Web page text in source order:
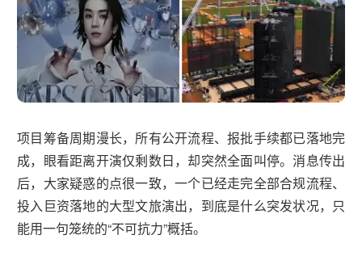
项目筹备周期漫长，所有公开流程、报批手续都已落地完
成，眼看距离开演仅剩数日，却突然全面叫停。消息传出
后，大家疑惑的点很一致，一个已经走完全部合规流程、
投入巨资落地的大型文旅演出，到底是什么突发状况，只
能用一句笼统的“不可抗力”概括。